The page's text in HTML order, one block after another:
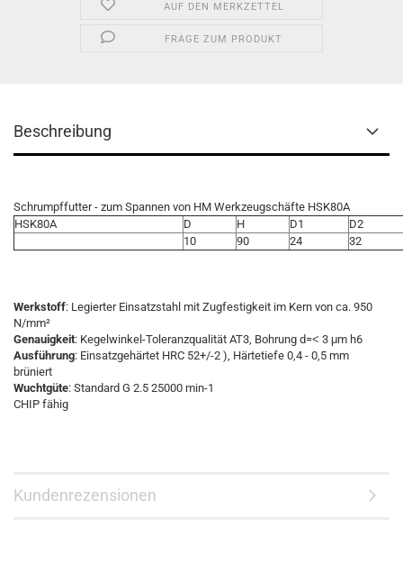
AUF DEN MERKZETTEL
FRAGE ZUM PRODUKT
Beschreibung
Schrumpffutter - zum Spannen von HM Werkzeugschäfte HSK80A
HSK80A
D H D1
D2
10
90 24 32
Werkstoff: Legierter Einsatzstahl mit Zugfestigkeit im Kern von ca. 950
N/mm²
Genauigkeit: Kegelwinkel-Toleranzqualität AT3, Bohrung d=˂ 3 μm h6
Ausführung: Einsatzgehärtet HRC 52+/-2 ), Härtetiefe 0,4 - 0,5 mm
brüniert
Wuchtgüte: Standard G 2.5 25000 min-1
CHIP fähig
Kundenrezensionen